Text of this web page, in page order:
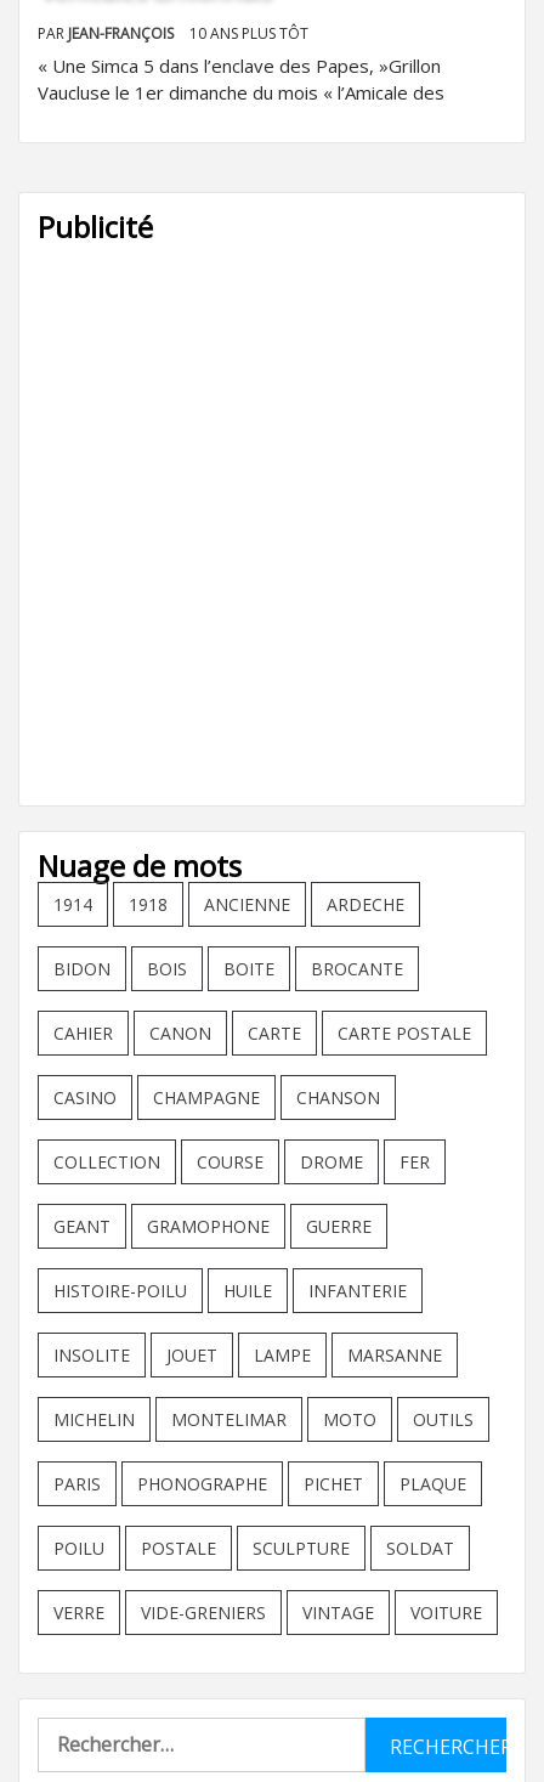
PAR JEAN-FRANÇOIS 10 ANS PLUS TÔT
« Une Simca 5 dans l’enclave des Papes, »Grillon
Vaucluse le 1er dimanche du mois « l’Amicale des
Publicité
Nuage de mots
1914 1918 ANCIENNE ARDECHE
BIDON BOIS BOITE BROCANTE
CAHIER CANON CARTE CARTE POSTALE
CASINO CHAMPAGNE CHANSON
COLLECTION COURSE DROME FER
GEANT GRAMOPHONE GUERRE
HISTOIRE-POILU HUILE INFANTERIE
INSOLITE JOUET LAMPE MARSANNE
MICHELIN MONTELIMAR MOTO OUTILS
PARIS PHONOGRAPHE PICHET PLAQUE
POILU POSTALE SCULPTURE SOLDAT
VERRE VIDE-GRENIERS VINTAGE VOITURE
Rechercher :